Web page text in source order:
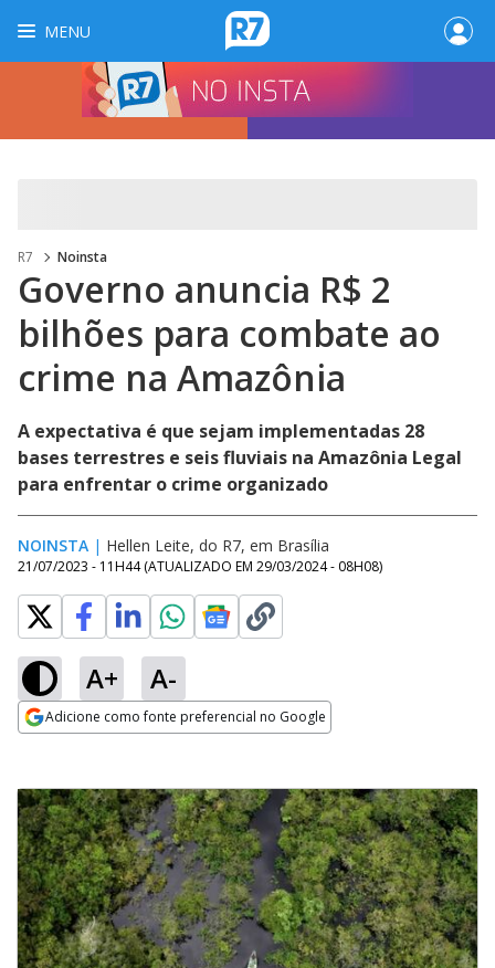
MENU
R7 Noinsta
Governo anuncia R$ 2
bilhões para combate ao
crime na Amazônia
A expectativa é que sejam implementadas 28
bases terrestres e seis fluviais na Amazônia Legal
para enfrentar o crime organizado
NOINSTA | Hellen Leite, do R7, em Brasília
21/07/2023 - 11H44 (ATUALIZADO EM 29/03/2024 - 08H08)
A+ A-
Adicione como fonte preferencial no Google